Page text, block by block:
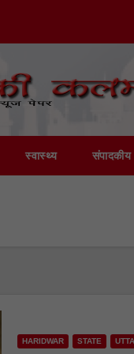
स्वास्थ्य संपादकीय
HARIDWAR STATE